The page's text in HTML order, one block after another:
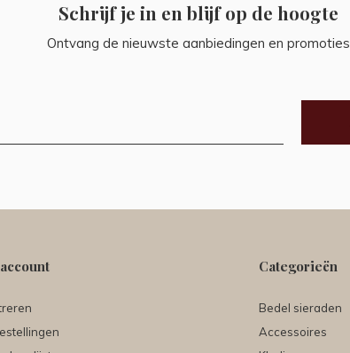
Schrijf je in en blijf op de hoogte
Ontvang de nieuwste aanbiedingen en promoties
Categorieën
Bedel sieraden
Accessoires